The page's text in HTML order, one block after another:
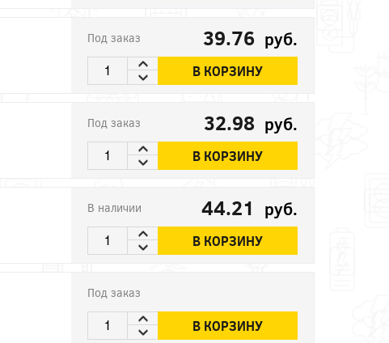
Под заказ 39.76 руб.
В КОРЗИНУ
Под заказ 32.98 руб.
В КОРЗИНУ
В наличии 44.21 руб.
В КОРЗИНУ
Под заказ
В КОРЗИНУ